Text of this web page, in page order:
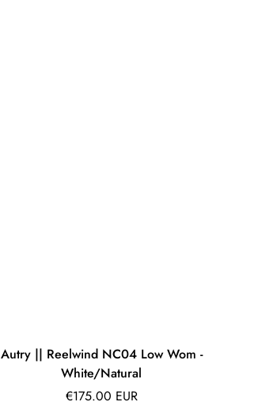
Autry || Reelwind NC04 Low Wom -
White/Natural
Prix
€175.00 EUR